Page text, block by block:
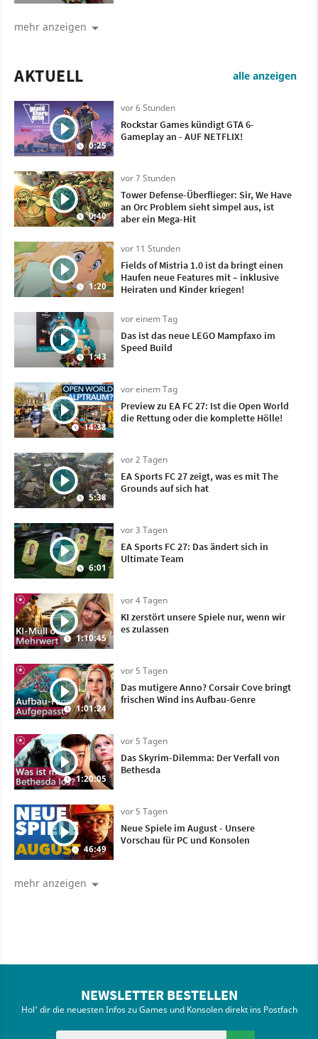
mehr anzeigen
AKTUELL alle anzeigen
0:25
vor 6 Stunden
Rockstar Games kündigt GTA 6-
Gameplay an - AUF NETFLIX!
0:40
vor 7 Stunden
Tower Defense-Überflieger: Sir, We Have
an Orc Problem sieht simpel aus, ist
aber ein Mega-Hit
1:20
vor 11 Stunden
Fields of Mistria 1.0 ist da bringt einen
Haufen neue Features mit – inklusive
Heiraten und Kinder kriegen!
1:43
vor einem Tag
Das ist das neue LEGO Mampfaxo im
Speed Build
14:38
vor einem Tag
Preview zu EA FC 27: Ist die Open World
die Rettung oder die komplette Hölle!
5:38
vor 2 Tagen
EA Sports FC 27 zeigt, was es mit The
Grounds auf sich hat
6:01
vor 3 Tagen
EA Sports FC 27: Das ändert sich in
Ultimate Team
1:10:45
vor 4 Tagen
KI zerstört unsere Spiele nur, wenn wir
es zulassen
1:01:24
vor 5 Tagen
Das mutigere Anno? Corsair Cove bringt
frischen Wind ins Aufbau-Genre
1:20:05
vor 5 Tagen
Das Skyrim-Dilemma: Der Verfall von
Bethesda
46:49
vor 5 Tagen
Neue Spiele im August - Unsere
Vorschau für PC und Konsolen
mehr anzeigen
NEWSLETTER BESTELLEN
Hol' dir die neuesten Infos zu Games und Konsolen direkt ins Postfach